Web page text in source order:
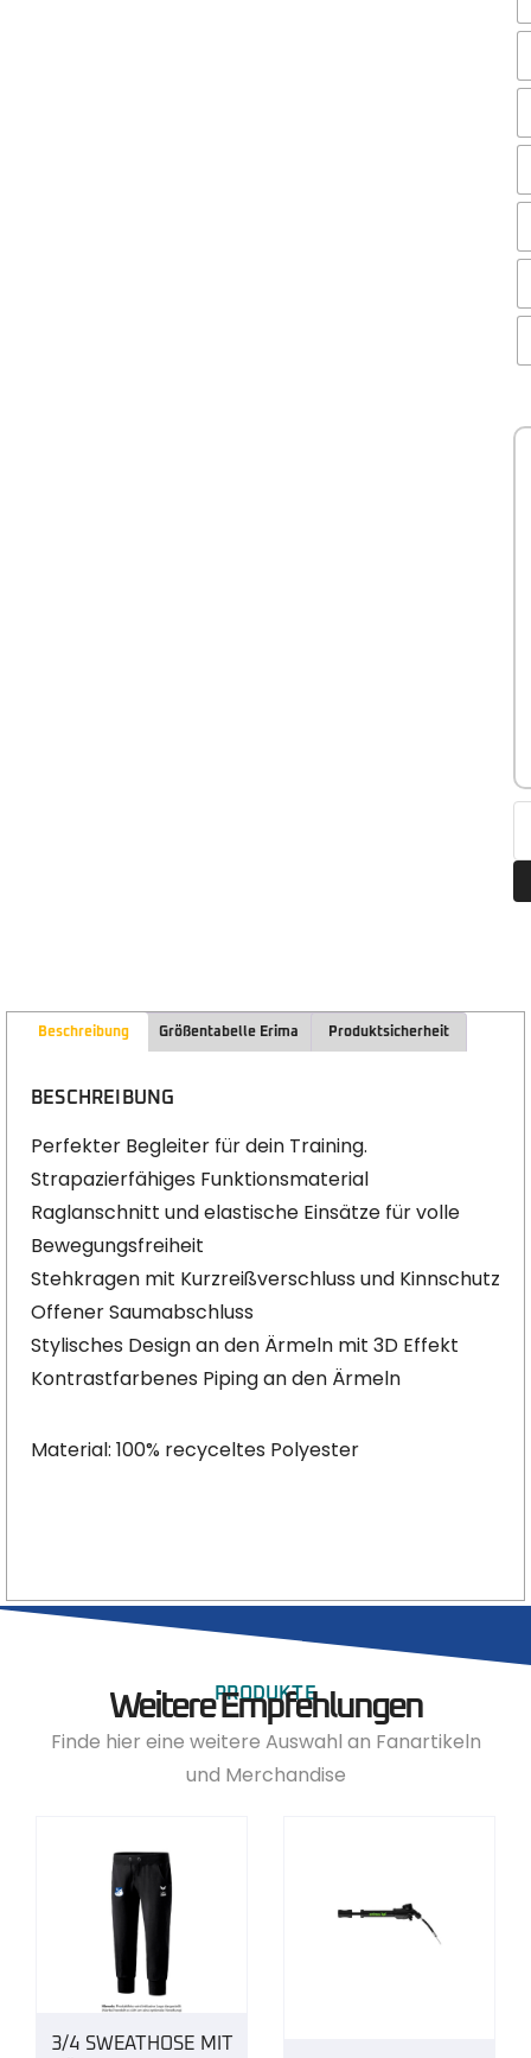
Beschreibung Größentabelle Erima Produktsicherheit
BESCHREIBUNG
Perfekter Begleiter für dein Training.
Strapazierfähiges Funktionsmaterial
Raglanschnitt und elastische Einsätze für volle
Bewegungsfreiheit
Stehkragen mit Kurzreißverschluss und Kinnschutz
Offener Saumabschluss
Stylisches Design an den Ärmeln mit 3D Effekt
Kontrastfarbenes Piping an den Ärmeln
Material: 100% recyceltes Polyester
PRODUKTE
Weitere Empfehlungen
Finde hier eine weitere Auswahl an Fanartikeln
und Merchandise
3/4 SWEATHOSE MIT